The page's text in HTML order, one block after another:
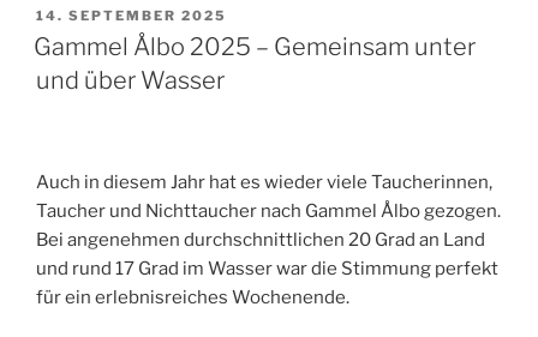
VERÖFFENTLICHT
AM
14. SEPTEMBER 2025
Gammel Ålbo 2025 – Gemeinsam unter
und über Wasser
Auch in diesem Jahr hat es wieder viele Taucherinnen,
Taucher und Nichttaucher nach Gammel Ålbo gezogen.
Bei angenehmen durchschnittlichen 20 Grad an Land
und rund 17 Grad im Wasser war die Stimmung perfekt
für ein erlebnisreiches Wochenende.